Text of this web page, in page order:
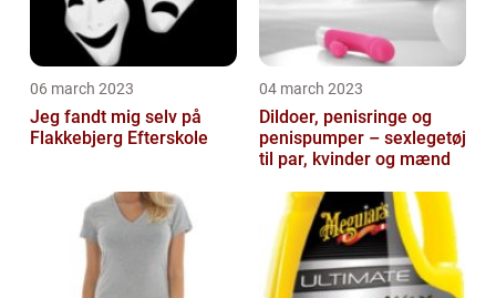
06 march 2023
Jeg fandt mig selv på
Flakkebjerg Efterskole
04 march 2023
Dildoer, penisringe og
penispumper – sexlegetøj
til par, kvinder og mænd